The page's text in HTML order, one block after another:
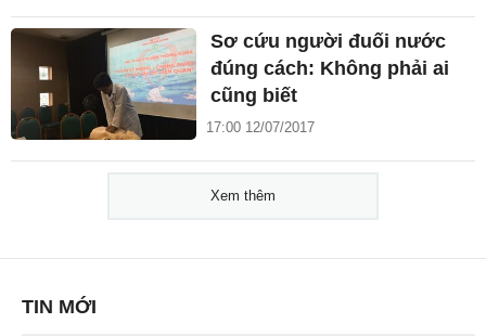
Sơ cứu người đuối nước
đúng cách: Không phải ai
cũng biết
17:00 12/07/2017
Xem thêm
TIN MỚI